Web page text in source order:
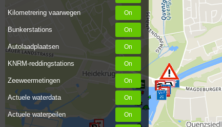
Kilometrering vaarwegen
Bunkerstations
Autolaadplaatsen
KNRM-reddingstations
Zeeweermetingen
Actuele waterdata
Actuele waterpeilen